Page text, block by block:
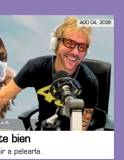
AGO 04, 2026
bien
a pelearla.